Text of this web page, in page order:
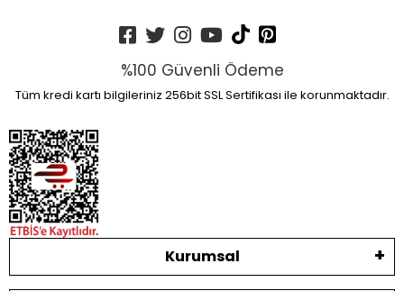
%100 Güvenli Ödeme
Tüm kredi kartı bilgileriniz 256bit SSL Sertifikası ile korunmaktadır.
Kurumsal